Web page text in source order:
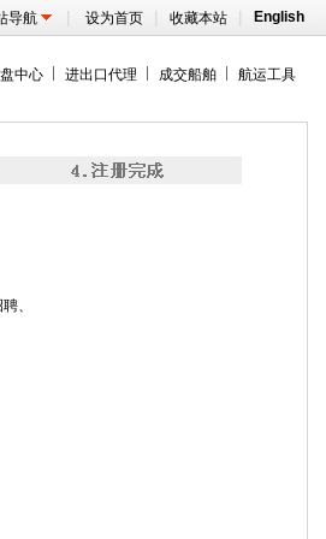
导航 | 设为首页 | 收藏本站 | English
中心 进出口代理 成交船舶 航运工具
、